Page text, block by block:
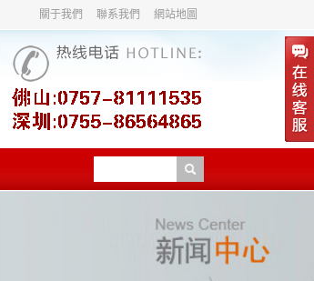
關于我們 聯系我們 網站地圖